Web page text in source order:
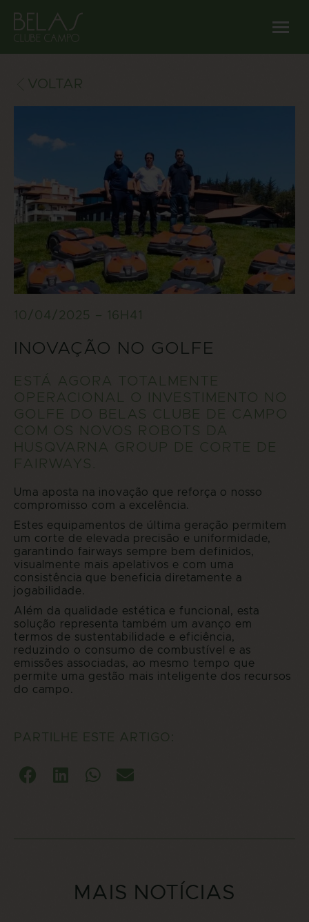
VOLTAR
10/04/2025 – 16H41
INOVAÇÃO NO GOLFE
ESTÁ AGORA TOTALMENTE
OPERACIONAL O INVESTIMENTO NO
GOLFE DO BELAS CLUBE DE CAMPO
COM OS NOVOS ROBOTS DA
HUSQVARNA GROUP DE CORTE DE
FAIRWAYS.
Uma aposta na inovação que reforça o nosso
compromisso com a excelência.
Estes equipamentos de última geração permitem
um corte de elevada precisão e uniformidade,
garantindo fairways sempre bem definidos,
visualmente mais apelativos e com uma
consistência que beneficia diretamente a
jogabilidade.
Além da qualidade estética e funcional, esta
solução representa também um avanço em
termos de sustentabilidade e eficiência,
reduzindo o consumo de combustível e as
emissões associadas, ao mesmo tempo que
permite uma gestão mais inteligente dos recursos
do campo.
PARTILHE ESTE ARTIGO:
MAIS NOTÍCIAS